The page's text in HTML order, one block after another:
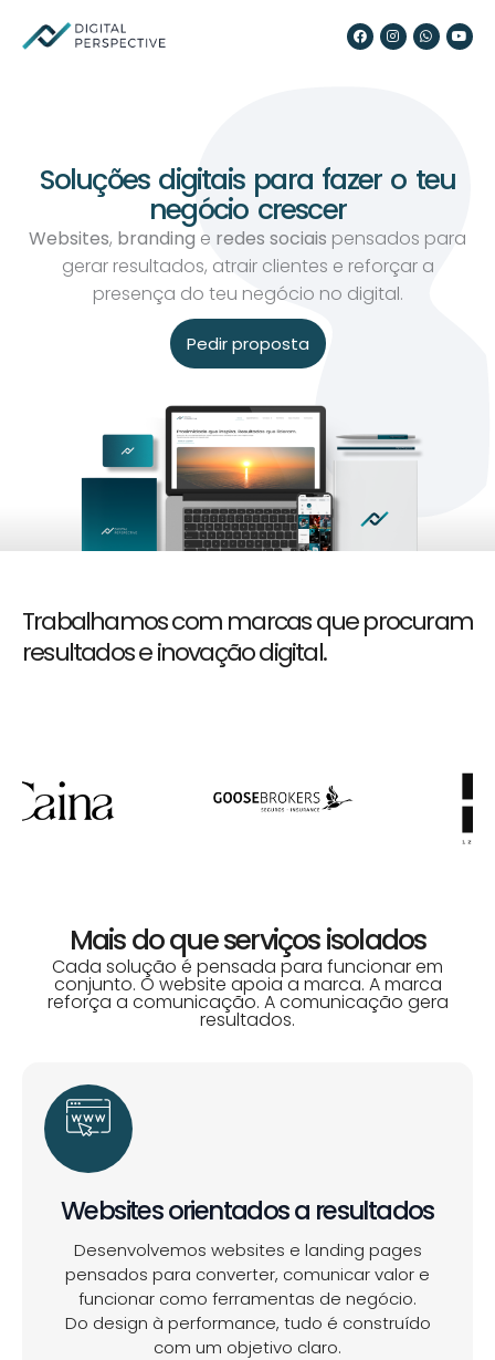
F
a
c
I
n
s
W
h
a
Y
o
u
Soluções digitais para fazer o teu
negócio crescer
Websites, branding e redes sociais pensados para
gerar resultados, atrair clientes e reforçar a
presença do teu negócio no digital.
Pedir proposta
Trabalhamos com marcas que procuram
resultados e inovação digital.
Mais do que serviços isolados
Cada solução é pensada para funcionar em
conjunto. O website apoia a marca. A marca
reforça a comunicação. A comunicação gera
resultados.
Websites orientados a resultados
Desenvolvemos websites e landing pages
pensados para converter, comunicar valor e
funcionar como ferramentas de negócio.
Do design à performance, tudo é construído
com um objetivo claro.